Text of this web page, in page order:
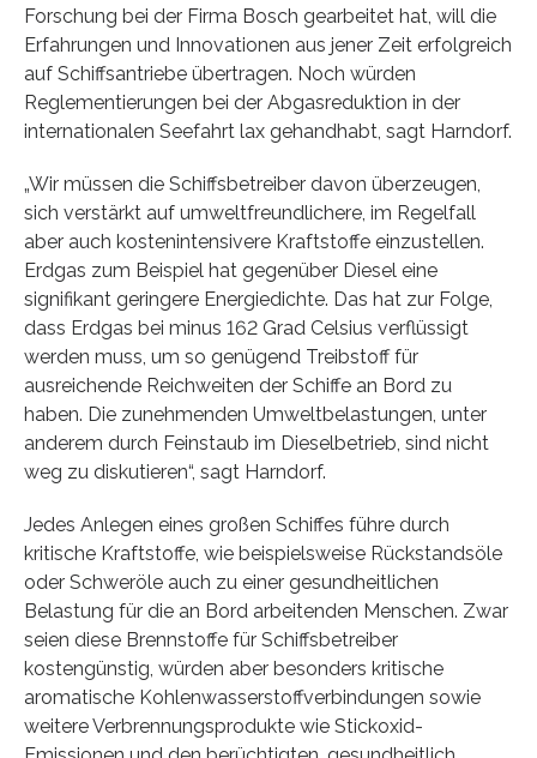
Forschung bei der Firma Bosch gearbeitet hat, will die
Erfahrungen und Innovationen aus jener Zeit erfolgreich
auf Schiffsantriebe übertragen. Noch würden
Reglementierungen bei der Abgasreduktion in der
internationalen Seefahrt lax gehandhabt, sagt Harndorf.
„Wir müssen die Schiffsbetreiber davon überzeugen,
sich verstärkt auf umweltfreundlichere, im Regelfall
aber auch kostenintensivere Kraftstoffe einzustellen.
Erdgas zum Beispiel hat gegenüber Diesel eine
signifikant geringere Energiedichte. Das hat zur Folge,
dass Erdgas bei minus 162 Grad Celsius verflüssigt
werden muss, um so genügend Treibstoff für
ausreichende Reichweiten der Schiffe an Bord zu
haben. Die zunehmenden Umweltbelastungen, unter
anderem durch Feinstaub im Dieselbetrieb, sind nicht
weg zu diskutieren“, sagt Harndorf.
Jedes Anlegen eines großen Schiffes führe durch
kritische Kraftstoffe, wie beispielsweise Rückstandsöle
oder Schweröle auch zu einer gesundheitlichen
Belastung für die an Bord arbeitenden Menschen. Zwar
seien diese Brennstoffe für Schiffsbetreiber
kostengünstig, würden aber besonders kritische
aromatische Kohlenwasserstoffverbindungen sowie
weitere Verbrennungsprodukte wie Stickoxid-